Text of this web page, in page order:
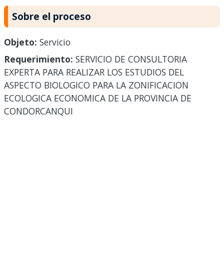
Sobre el proceso
Objeto: Servicio
Requerimiento: SERVICIO DE CONSULTORIA
EXPERTA PARA REALIZAR LOS ESTUDIOS DEL
ASPECTO BIOLOGICO PARA LA ZONIFICACION
ECOLOGICA ECONOMICA DE LA PROVINCIA DE
CONDORCANQUI